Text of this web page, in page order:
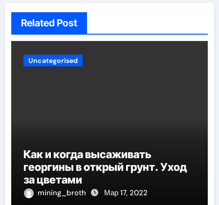
Related Post
Uncategorised
Как и когда высаживать
георгины в открый грунт. Уход
за цветами
mining_broth Мар 17, 2022